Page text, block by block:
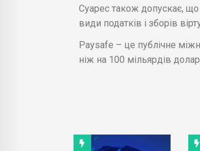
Суарес також допускає, що
види податків і зборів
Paysafe – це публічне
ніж на 100 мільярдів